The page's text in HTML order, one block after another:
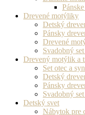
Drevené motýliky
Detský
Pánsky
Drevené
Svadobný
Drevený motýlik a
Set otec a
Detský
Pánsky
Svadobný
Detský svet
Nábytok pre